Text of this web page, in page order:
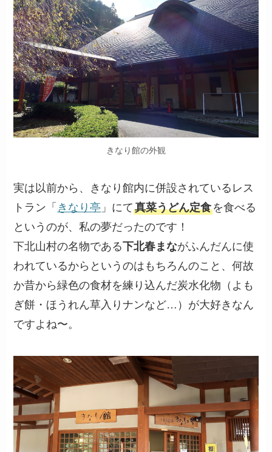
きなり館の外観
実は以前から、きなり館内に併設されているレス
トラン「 きなり亭 」にて真菜うどん定食を食べる
というのが、私の夢だったのです！
下北山村の名物である下北春まながふんだんに使
われているからというのはもちろんのこと、何故
か昔から緑色の食材を練り込んだ炭水化物（よも
ぎ餅・ほうれん草入りナンなど…）が大好きなん
ですよね〜。